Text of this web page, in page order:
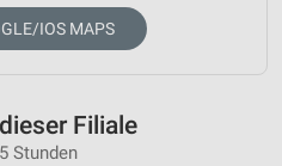
IOS MAPS
Filiale
Stunden